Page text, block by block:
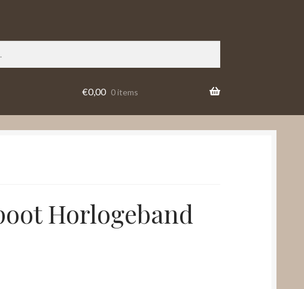
€0,00 0 items
Horlogeband